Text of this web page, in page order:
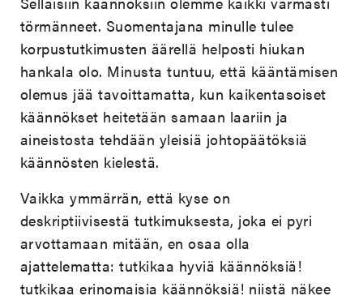
törmänneet. Suomentajana minulle tulee
korpustutkimusten äärellä helposti hiukan
hankala olo. Minusta tuntuu, että kääntämisen
olemus jää tavoittamatta, kun kaikentasoiset
käännökset heitetään samaan laariin ja
aineistosta tehdään yleisiä johtopäätöksiä
käännösten kielestä.
Vaikka ymmärrän, että kyse on
deskriptiivisestä tutkimuksesta, joka ei pyri
arvottamaan mitään, en osaa olla
ajattelematta: tutkikaa hyviä käännöksiä!
tutkikaa erinomaisia käännöksiä! niistä näkee